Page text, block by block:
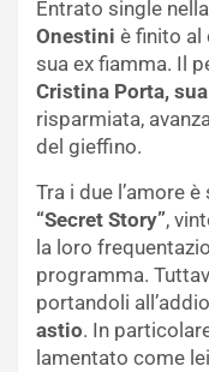
Entrato single
Onestini è finito al
sua ex fiamma. Il
Cristina Porta,
risparmiata,
del gieffino.
Tra i due l’amore
“Secret Story”,
la loro
programma.
portandoli
astio. In
lamentato come